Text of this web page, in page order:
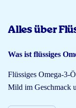
Alles über
Was ist flüssiges
Flüssiges Omega-3-
Mild im Geschmack